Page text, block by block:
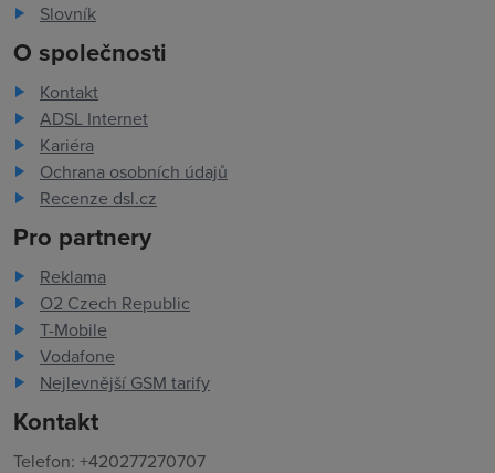
Slovník
O společnosti
Kontakt
ADSL Internet
Kariéra
Ochrana osobních údajů
Recenze dsl.cz
Pro partnery
Reklama
O2 Czech Republic
T-Mobile
Vodafone
Nejlevnější GSM tarify
Kontakt
Telefon: +420277270707